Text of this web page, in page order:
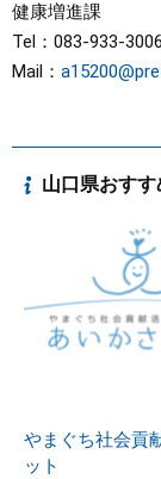
健康増進課
Tel：083-933-3006
Mail：
山口県おすす
やまぐち社会貢
ット